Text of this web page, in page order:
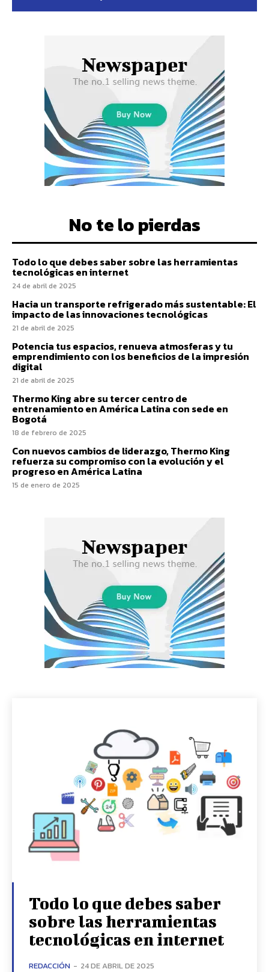
No te lo pierdas
Todo lo que debes saber sobre las herramientas
tecnológicas en internet
24 de abril de 2025
Hacia un transporte refrigerado más sustentable: El
impacto de las innovaciones tecnológicas
21 de abril de 2025
Potencia tus espacios, renueva atmosferas y tu
emprendimiento con los beneficios de la impresión
digital
21 de abril de 2025
Thermo King abre su tercer centro de
entrenamiento en América Latina con sede en
Bogotá
18 de febrero de 2025
Con nuevos cambios de liderazgo, Thermo King
refuerza su compromiso con la evolución y el
progreso en América Latina
15 de enero de 2025
Todo lo que debes saber
sobre las herramientas
tecnológicas en internet
REDACCIÓN - 24 DE ABRIL DE 2025